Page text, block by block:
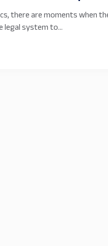
there are moments when
system to...